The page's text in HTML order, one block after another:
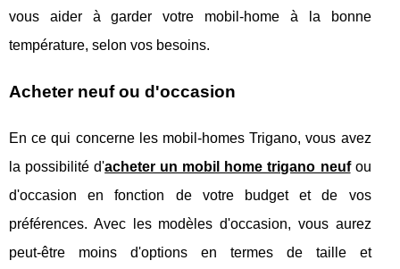
vous aider à garder votre mobil-home à la bonne
température, selon vos besoins.
Acheter neuf ou d'occasion
En ce qui concerne les mobil-homes Trigano, vous avez
la possibilité d'acheter un mobil home trigano neufou
d'occasion en fonction de votre budget et de vos
préférences. Avec les modèles d'occasion, vous aurez
peut-être moins d'options en termes de taille et